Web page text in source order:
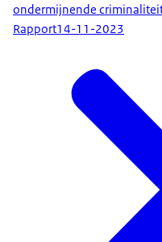
ondermijnende
Rapport14-11-2023